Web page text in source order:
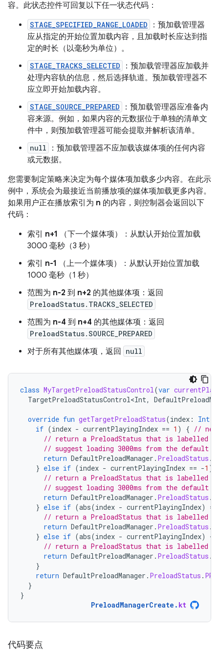
容。此状态控件可回复以下任一状态代码：
STAGE_SPECIFIED_RANGE_LOADED
：预加载管理器
应从指定的开始位置加载内容，且加载时长应达到指
定的时长（以毫秒为单位）。
STAGE_TRACKS_SELECTED
：预加载管理器应加载并
处理内容轨的信息，然后选择轨道。预加载管理器不
应立即开始加载内容。
STAGE_SOURCE_PREPARED
：预加载管理器应准备内
容来源。例如，如果内容的元数据位于单独的清单文
件中，则预加载管理器可能会提取并解析该清单。
null
：预加载管理器不应加载该媒体项的任何内容
或元数据。
您需要制定策略来决定为每个媒体项加载多少内容。在此示
例中，系统会为最接近当前播放项的媒体项加载更多内容。
如果用户正在播放索引为 n 的内容，则控制器会返回以下
代码：
索引 n+1 （下一个媒体项）：从默认开始位置加载
3000 毫秒（3 秒）
索引 n-1 （上一个媒体项）：从默认开始位置加载
1000 毫秒（1 秒）
范围为 n-2 到 n+2 的其他媒体项：返回
PreloadStatus.TRACKS_SELECTED
范围为 n-4 到 n+4 的其他媒体项：返回
PreloadStatus.SOURCE_PREPARED
对于所有其他媒体项，返回 null
class MyTargetPreloadStatusControl(var
TargetPreloadStatusControl<Int,
override fun getTargetPreloadStatus(index : Int
if (index - currentPlayingIndex == 1 ) { //
// return a PreloadStatus that is labelled by
// suggest loading 3000ms from the default
return DefaultPreloadManager . PreloadStatus .
} else if (index - currentPlayingIndex == -1 )
// return a PreloadStatus that is labelled by
// suggest loading 3000ms from the default
return DefaultPreloadManager . PreloadStatus .
} else if (abs(index - currentPlayingIndex)
==
// return a PreloadStatus that is labelled by
return DefaultPreloadManager . PreloadStatus .
} else if (abs(index - currentPlayingIndex) <
// return a PreloadStatus that is labelled by
return DefaultPreloadManager . PreloadStatus .
}
return DefaultPreloadManager . PreloadStatus .
}
}
PreloadManagerCreate . kt
代码要点